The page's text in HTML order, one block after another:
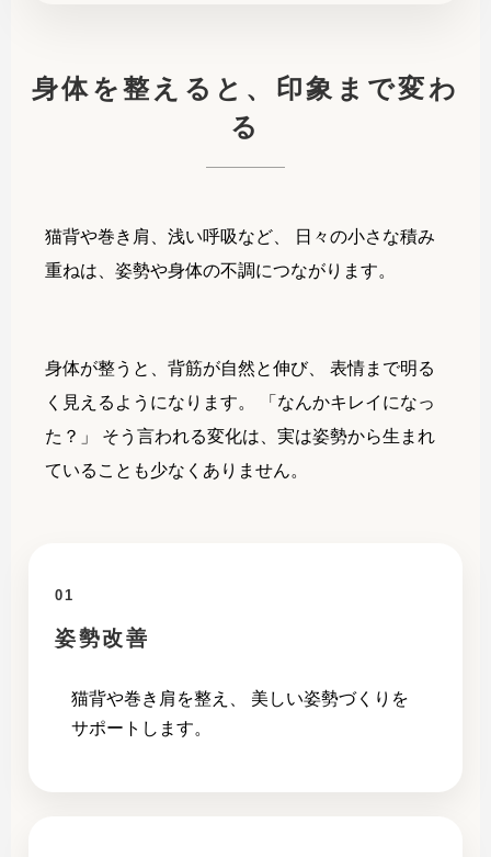
身体を整えると、印象まで変わ
る
猫背や巻き肩、浅い呼吸など、 日々の小さな積み
重ねは、姿勢や身体の不調につながります。
身体が整うと、背筋が自然と伸び、 表情まで明る
く見えるようになります。 「なんかキレイになっ
た？」 そう言われる変化は、実は姿勢から生まれ
ていることも少なくありません。
01
姿勢改善
猫背や巻き肩を整え、 美しい姿勢づくりを
サポートします。